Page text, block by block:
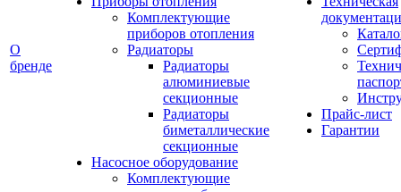
О
бренде
Комплектующие
приборов отопления
Радиаторы
Радиаторы
алюминиевые
секционные
Радиаторы
биметаллические
секционные
Насосное оборудование
Комплектующие
Прайс-лист
Гарантии